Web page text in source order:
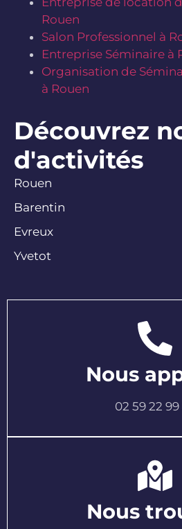
Rouen
Salon Professionnel à
Entreprise Séminaire à
Organisation de
à Rouen
Découvrez
d'activités
Rouen
Barentin
Evreux
Yvetot
Nous
02 59 22 99
Nous